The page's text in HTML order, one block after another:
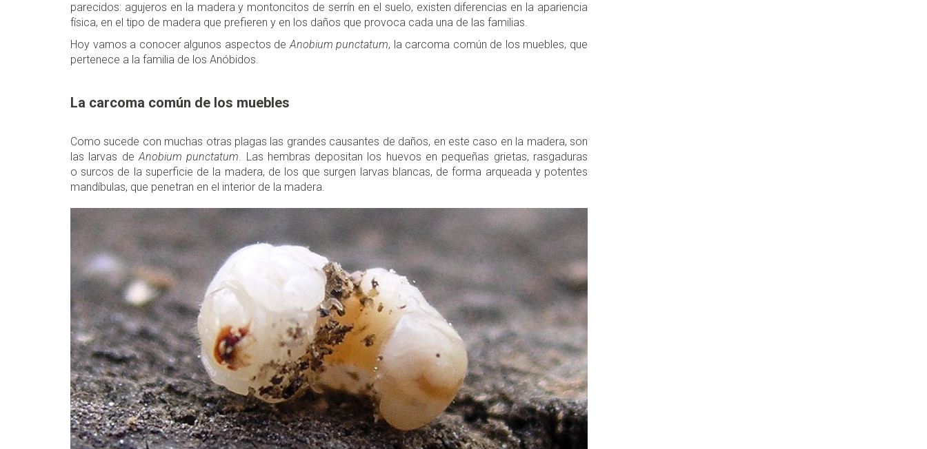
parecidos: agujeros en la madera y montoncitos de serrín en el suelo, existen diferencias en la apariencia
física, en el tipo de madera que prefieren y en los daños que provoca cada una de las familias.
Hoy vamos a conocer algunos aspectos deAnobium punctatum, la carcoma común de los muebles, que
pertenece a la familia de los Anóbidos.
La carcoma común de los muebles
Como sucede con muchas otras plagas las grandes causantes de daños, en este caso en la madera, son
las larvas deAnobium punctatum. Las hembras depositan los huevos en pequeñas grietas, rasgaduras
o surcos de la superficie de la madera, de los que surgen larvas blancas, de forma arqueada y potentes
mandíbulas, que penetran en el interior de la madera.